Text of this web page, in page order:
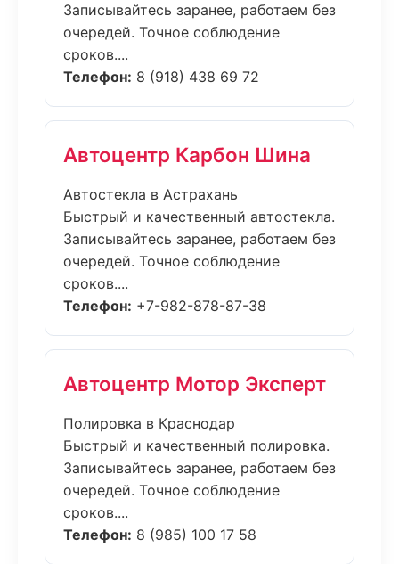
Записывайтесь заранее, работаем без
очередей. Точное соблюдение
сроков....
Телефон: 8 (918) 438 69 72
Автоцентр Карбон Шина
Автостекла в Астрахань
Быстрый и качественный автостекла.
Записывайтесь заранее, работаем без
очередей. Точное соблюдение
сроков....
Телефон: +7-982-878-87-38
Автоцентр Мотор Эксперт
Полировка в Краснодар
Быстрый и качественный полировка.
Записывайтесь заранее, работаем без
очередей. Точное соблюдение
сроков....
Телефон: 8 (985) 100 17 58